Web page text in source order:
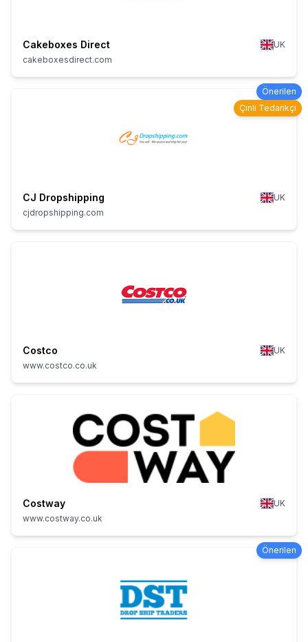
Cakeboxes Direct
UK
cakeboxesdirect.com
Önerilen
Çinli Tedarikçi
CJ Dropshipping
UK
cjdropshipping.com
Costco
UK
www.costco.co.uk
Costway
UK
www.costway.co.uk
Önerilen